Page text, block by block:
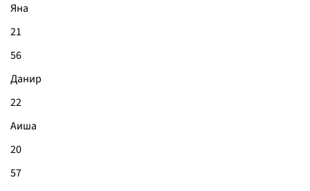
Яна
21
56
Данир
22
Аиша
20
57